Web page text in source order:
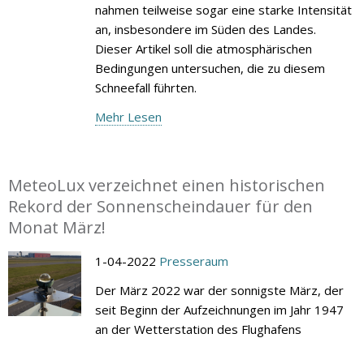
nahmen teilweise sogar eine starke Intensität
an, insbesondere im Süden des Landes.
Dieser Artikel soll die atmosphärischen
Bedingungen untersuchen, die zu diesem
Schneefall führten.
Mehr Lesen
MeteoLux verzeichnet einen historischen
Rekord der Sonnenscheindauer für den
Monat März!
1-04-2022 Presseraum
Der März 2022 war der sonnigste März, der
seit Beginn der Aufzeichnungen im Jahr 1947
an der Wetterstation des Flughafens